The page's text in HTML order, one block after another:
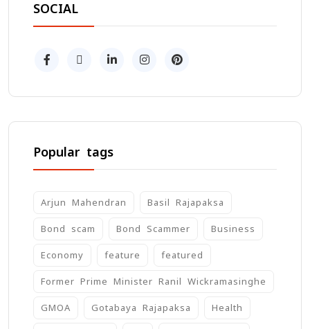
SOCIAL
Popular tags
Arjun Mahendran Basil Rajapaksa
Bond scam Bond Scammer Business
Economy feature featured
Former Prime Minister Ranil Wickramasinghe
GMOA Gotabaya Rajapaksa Health